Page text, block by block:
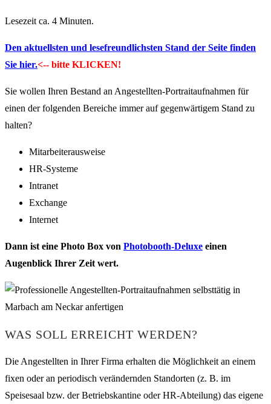
Lesezeit ca. 4 Minuten.
Den aktuellsten und lesefreundlichsten Stand der Seite finden
Sie hier.<-- bitte KLICKEN!
Sie wollen Ihren Bestand an Angestellten-Portraitaufnahmen für
einen der folgenden Bereiche immer auf gegenwärtigem Stand zu
halten?
Mitarbeiterausweise
HR-Systeme
Intranet
Exchange
Internet
Dann ist eine Photo Box von Photobooth-Deluxe einen
Augenblick Ihrer Zeit wert.
WAS SOLL ERREICHT WERDEN?
Die Angestellten in Ihrer Firma erhalten die Möglichkeit an einem
fixen oder an periodisch verändernden Standorten (z. B. im
Speisesaal bzw. der Betriebskantine oder HR-Abteilung) das eigene